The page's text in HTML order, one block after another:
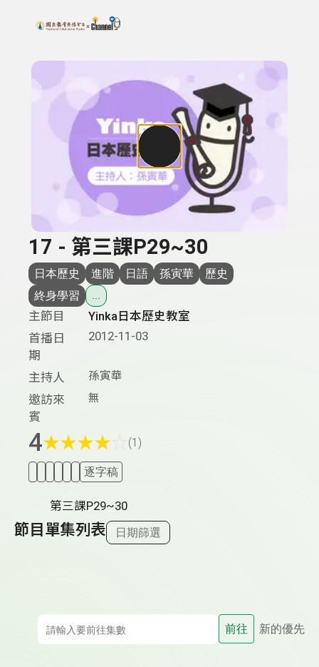
上方功能區塊
搜尋關鍵字：可輸入節目名稱、主持人或關鍵字
17 - 第三課P29~30
日本歷史 進階 日語 孫寅華
歷史
終身學習
...
主節目
Yinka日本歷史教室
首播日
期
2012-11-03
主持人 孫寅華
邀訪來
賓
無
4★★★★ (1)
逐字稿
第三課P29~30
節目單集列表 日期篩選
前往 新的優先